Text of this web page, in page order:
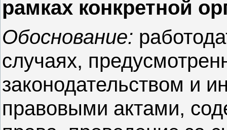
рамках конкретной
Обоснование:
случаях,
законодательством и
правовыми актами,